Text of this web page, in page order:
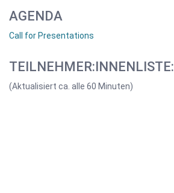
AGENDA
Call for Presentations
TEILNEHMER:INNENLISTE:
(Aktualisiert ca. alle 60 Minuten)